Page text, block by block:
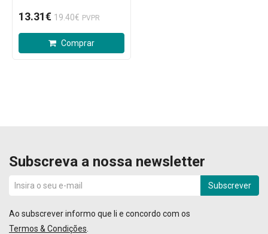
13.31€ 19.40€ PVPR
Comprar
Subscreva a nossa newsletter
Subscrever
Ao subscrever informo que li e concordo com os
Termos & Condições